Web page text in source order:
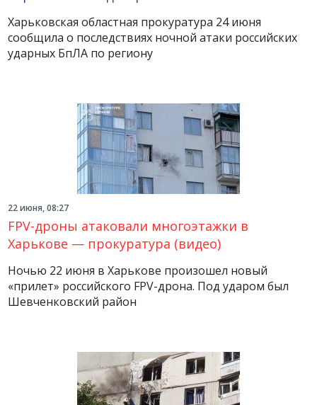
Харьковская областная прокуратура 24 июня
сообщила о последствиях ночной атаки российских
ударных БпЛА по региону
22 июня, 08:27
FPV-дроны атаковали многоэтажки в
Харькове — прокуратура (видео)
Ночью 22 июня в Харькове произошел новый
«прилет» российского FPV-дрона. Под ударом был
Шевченковский район